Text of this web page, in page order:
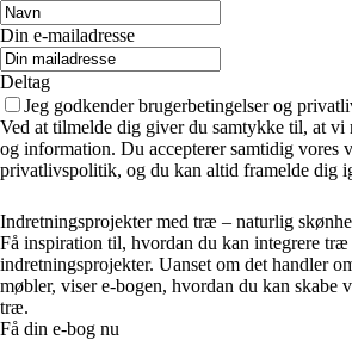
Din e-mailadresse
Deltag
Jeg godkender brugerbetingelser og
Ved at tilmelde dig giver du samtykke til, at vi
og information. Du accepterer samtidig vores
privatlivspolitik, og du kan altid framelde dig
Indretningsprojekter med træ – naturlig
Få inspiration til, hvordan du kan integrere
indretningsprojekter. Uanset om det handler
møbler, viser e-bogen, hvordan du kan skabe
træ.
Få din e-bog nu